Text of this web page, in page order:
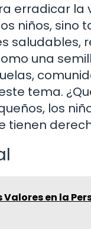
erradicar la
niños, sino
saludables,
una
tema.
los
Valores en la